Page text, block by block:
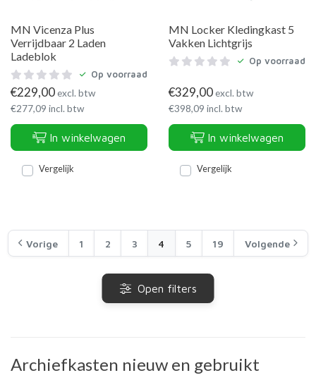
MN Vicenza Plus
Verrijdbaar 2 Laden
Ladeblok
Op voorraad
€229,00excl. btw
€277,09 incl. btw
In winkelwagen
Vergelijk
MN Locker Kledingkast 5
Vakken Lichtgrijs
Op voorraad
€329,00excl. btw
€398,09 incl. btw
In winkelwagen
Vergelijk
Vorige 1 2 3 4 5 19 Volgende
Open filters
Archiefkasten nieuw en gebruikt